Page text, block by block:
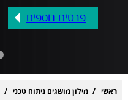
פרטים נוספים
ראשי מילון מושגים ניתוח טכני